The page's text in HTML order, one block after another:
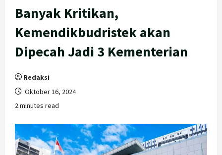
Banyak Kritikan,
Kemendikbudristek akan
Dipecah Jadi 3 Kementerian
Redaksi
Oktober 16, 2024
2 minutes read